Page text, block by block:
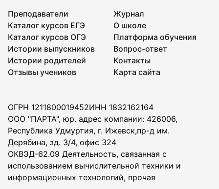
Преподаватели
Каталог курсов ЕГЭ
Каталог курсов ОГЭ
Истории выпускников
Истории родителей
Отзывы учеников
Журнал
О школе
Платформа обучения
Вопрос-ответ
Контакты
Карта сайта
ОГРН 1211800019452ИНН 1832162164
ООО "ПАРТА", юр. адрес компании: 426006,
Республика Удмуртия, г. Ижевск,пр-д им.
Дерябина, зд. 3/4, офис 324
ОКВЭД-62.09 Деятельность, связанная с
использованием вычислительной техники и
информационных технологий, прочая